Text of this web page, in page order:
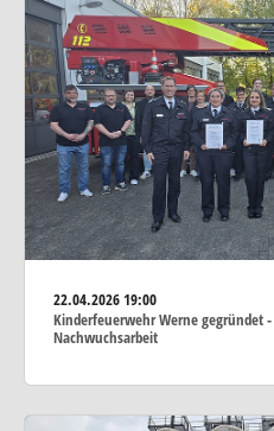
22.04.202619:00
Kinderfeuerwehr Werne gegründet
Nachwuchsarbeit